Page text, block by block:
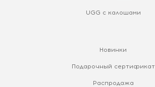
UGG с калошами
Новинки
Подарочный сертификат
Распродажа